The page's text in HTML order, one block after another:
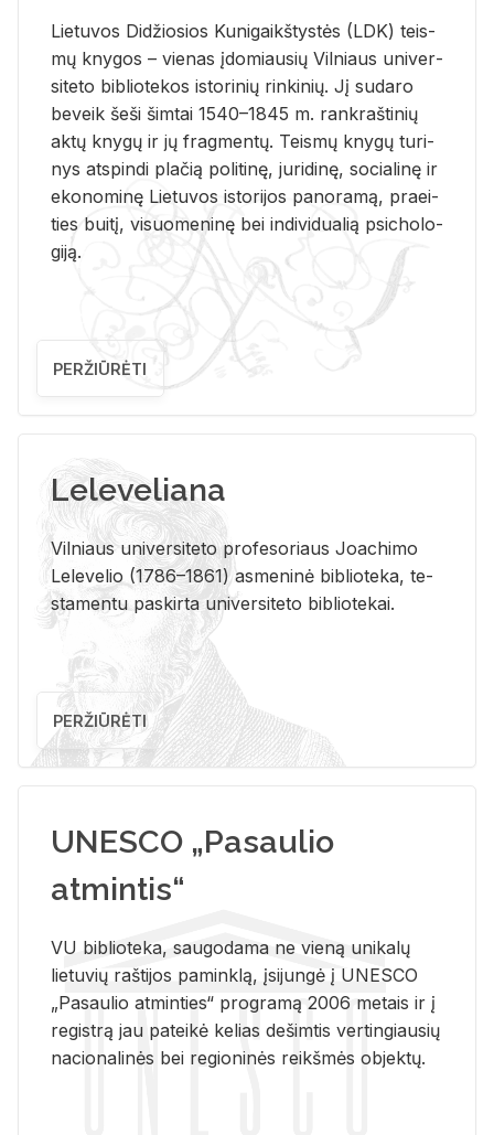
Lie­tu­vos Di­džio­sios Ku­ni­gaikš­tys­tės (LDK) teis­
mų kny­gos – vie­nas įdo­miau­sių Vil­niaus uni­ver­
si­te­to bi­b­lio­te­kos is­to­ri­nių rin­ki­nių. Jį su­da­ro
be­veik šeši šim­tai 1540–1845 m. rank­raš­ti­nių
aktų kny­gų ir jų frag­men­tų. Teis­mų kny­gų tu­ri­
nys at­spin­di pla­čią po­li­ti­nę, ju­ri­di­nę, so­cia­li­nę ir
eko­no­mi­nę Lie­tu­vos is­to­ri­jos pa­no­ra­mą, pra­ei­
ties bui­tį, vi­suo­me­ni­nę bei in­di­vi­dua­lią psi­cho­lo­
gi­ją.
PERŽIŪRĖTI
Leleveliana
Vil­niaus uni­ver­si­te­to pro­fe­so­riaus Jo­a­chi­mo
Le­le­ve­lio (1786–1861) as­me­ni­nė bi­b­lio­te­ka, te­
sta­men­tu pa­skir­ta uni­ver­si­te­to bi­b­lio­te­kai.
PERŽIŪRĖTI
UNESCO „Pasaulio
atmintis“
VU biblioteka, saugodama ne vieną unikalų
lietuvių raštijos paminklą, įsijungė į UNESCO
„Pasaulio atminties“ programą 2006 metais ir į
registrą jau pateikė kelias dešimtis vertingiausių
nacionalinės bei regioninės reikšmės objektų.